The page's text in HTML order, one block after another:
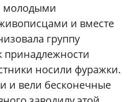
молодыми
и вместе
группу
принадлежности
носили фуражки.
и вели бесконечные